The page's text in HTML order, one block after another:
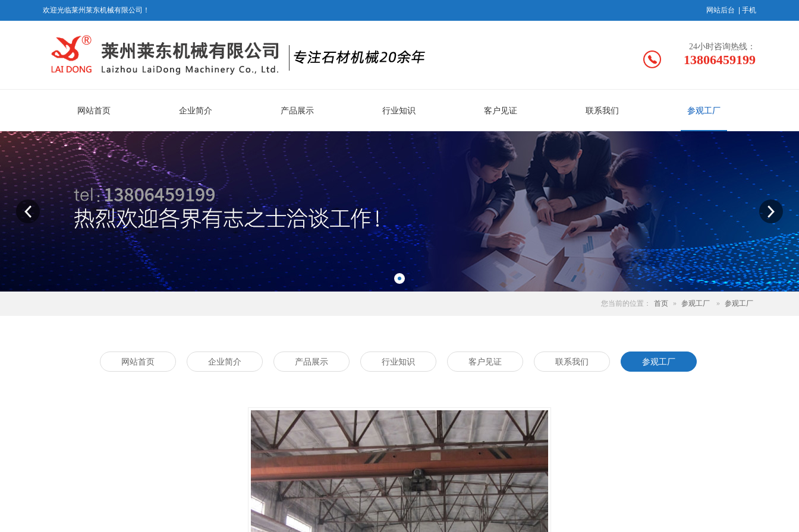
欢迎光临莱州莱东机械有限公司！ 网站后台 手机
24小时咨询热线：
13806459199
网站首页 企业简介 产品展示 行业知识 客户见证 联系我们 参观工厂
您当前的位置： 首页 » 参观工厂 » 参观工厂
网站首页 企业简介 产品展示 行业知识 客户见证 联系我们 参观工厂